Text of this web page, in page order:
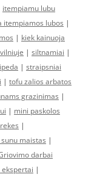
itempiamu lubu
itempiamos lubos |
| kiek kainuoja
| siltnamiai |
| straipsniai
| tofu zalios arbatos
grazinimas |
| mini paskolos
|
maistas |
darbai
ekspertai |